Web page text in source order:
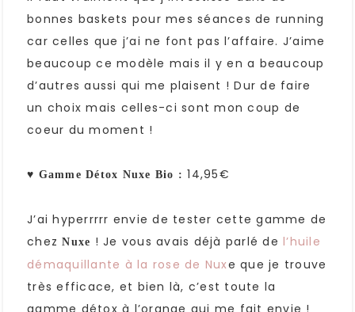
bonnes baskets pour mes séances de running
car celles que j’ai ne font pas l’affaire. J’aime
beaucoup ce modèle mais il y en a beaucoup
d’autres aussi qui me plaisent ! Dur de faire
un choix mais celles-ci sont mon coup de
coeur du moment !
♥ Gamme Détox Nuxe Bio : 14,95€
J’ai hyperrrrr envie de tester cette gamme de
chezNuxe ! Je vous avais déjà parlé de l’huile
démaquillante à la rose de Nuxe que je trouve
très efficace, et bien là, c’est toute la
gamme détox à l’orange qui me fait envie !